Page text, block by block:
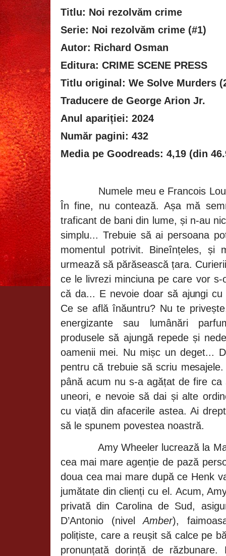
Titlu: Noi rezolvăm crime
Serie: Noi rezolvăm crime (#1)
Autor: Richard Osman
Editura: CRIME SCENE PRESS
Titlu original: We Solve Murders
Traducere de George Arion Jr.
Anul apariției: 2024
Număr pagini: 432
Media pe Goodreads: 4,19 (din
Numele meu e Francois
În fine, nu contează. Așa mă
traficant de bani din lume, și n-au
simplu... Trebuie să ai persoana
momentul potrivit. Bineînțeles, și
urmează să părăsească țara.
ce le livrezi minciuna pe care vor
că da... E nevoie doar să ajungi
Ce se află înăuntru? Nu te
energizante sau lumânări
produsele să ajungă repede și
oamenii mei. Nu mișc un deget...
pentru că trebuie să scriu
până acum nu s-a agățat de fire ca
uneori, e nevoie să dai și alte
cu viață din afacerile astea. Ai
să le spunem povestea noastră.
Amy Wheeler lucrează la
cea mai mare agenție de pază
doua cea mai mare după ce Henk
jumătate dincliențicu el. Acum,
privată din Carolina de Sud,
D’Antonio (nivelAmber),
polițiste, care a reușit să calce pe
pronunțată dorință de răzbunare.